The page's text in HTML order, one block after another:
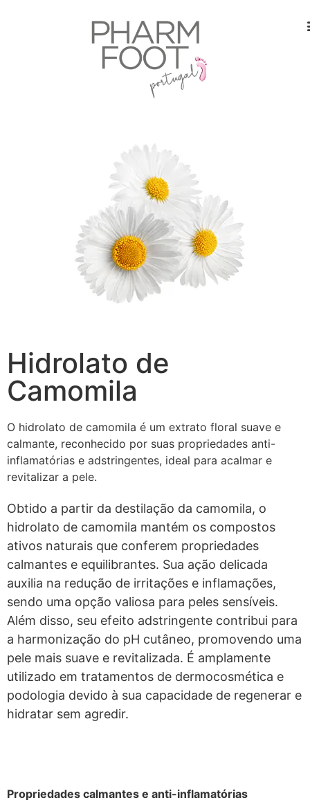
Hidrolato de
Camomila
O hidrolato de camomila é um extrato floral suave e
calmante, reconhecido por suas propriedades anti-
inflamatórias e adstringentes, ideal para acalmar e
revitalizar a pele.
Obtido a partir da destilação da camomila, o
hidrolato de camomila mantém os compostos
ativos naturais que conferem propriedades
calmantes e equilibrantes. Sua ação delicada
auxilia na redução de irritações e inflamações,
sendo uma opção valiosa para peles sensíveis.
Além disso, seu efeito adstringente contribui para
a harmonização do pH cutâneo, promovendo uma
pele mais suave e revitalizada. É amplamente
utilizado em tratamentos de dermocosmética e
podologia devido à sua capacidade de regenerar e
hidratar sem agredir.
Propriedades calmantes e anti-inflamatórias